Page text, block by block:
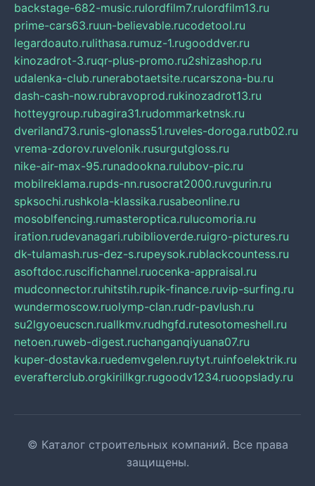
backstage-682-music.rulordfilm7.rulordfilm13.ru
prime-cars63.ruun-believable.rucodetool.ru
legardoauto.rulithasa.rumuz-1.rugooddver.ru
kinozadrot-3.ruqr-plus-promo.ru2shizashop.ru
udalenka-club.runerabotaetsite.rucarszona-bu.ru
dash-cash-now.rubravoprod.rukinozadrot13.ru
hotteygroup.rubagira31.rudommarketnsk.ru
dveriland73.runis-glonass51.ruveles-doroga.rutb02.ru
vrema-zdorov.ruvelonik.rusurgutgloss.ru
nike-air-max-95.runadookna.rulubov-pic.ru
mobilreklama.rupds-nn.rusocrat2000.ruvgurin.ru
spksochi.rushkola-klassika.rusabeonline.ru
mosoblfencing.rumasteroptica.rulucomoria.ru
iration.rudevanagari.rubiblioverde.ruigro-pictures.ru
dk-tulamash.rus-dez-s.rupeysok.rublackcountess.ru
asoftdoc.ruscifichannel.ruocenka-appraisal.ru
mudconnector.ruhitstih.rupik-finance.ruvip-surfing.ru
wundermoscow.ruolymp-clan.rudr-pavlush.ru
su2lgyoeucscn.ruallkmv.rudhgfd.rutesotomeshell.ru
netoen.ruweb-digest.ruchanganqiyuana07.ru
kuper-dostavka.ruedemvgelen.ruytyt.ruinfoelektrik.ru
everafterclub.orgkirillkgr.rugoodv1234.ruoopslady.ru
© Каталог строительных компаний. Все права
защищены.